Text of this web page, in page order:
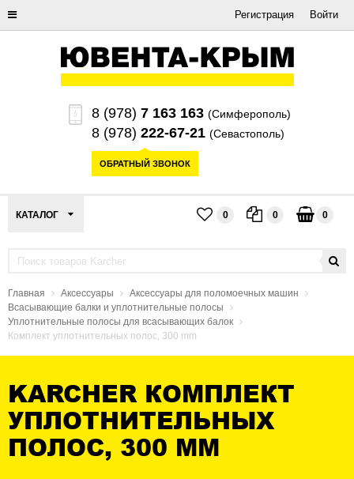
Регистрация Войти
8 (978) 7 163 163 (Симферополь)
8 (978) 222-67-21 (Севастополь)
ОБРАТНЫЙ ЗВОНОК
КАТАЛОГ 0 0 0
Главная Аксессуары
Аксессуары для поломоечных машин
Всасывающие балки и уплотнительные полосы
Уплотнительные полосы для всасывающих балок
Комплект уплотнительных полос, 300 mm
KARCHER КОМПЛЕКТ
УПЛОТНИТЕЛЬНЫХ
ПОЛОС, 300 MM